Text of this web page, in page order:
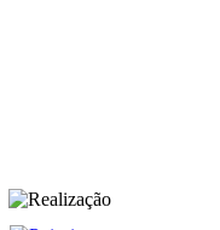
REALIZAÇÃO